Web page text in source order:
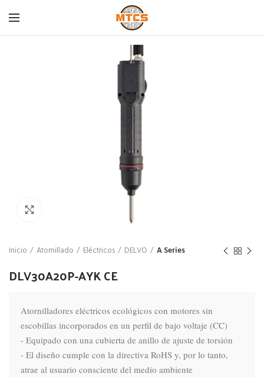
Inicio Atornillado Eléctricos DELVO A Series
DLV30A20P-AYK CE
Atornilladores eléctricos ecológicos con motores sin
escobillas incorporados en un perfil de bajo voltaje (CC)
- Equipado con una cubierta de anillo de ajuste de torsión
- El diseño cumple con la directiva RoHS y, por lo tanto,
atrae al usuario consciente del medio ambiente